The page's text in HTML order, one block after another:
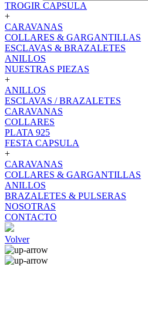
TROGIR CAPSULA
+
CARAVANAS
COLLARES & GARGANTILLAS
ESCLAVAS & BRAZALETES
ANILLOS
NUESTRAS PIEZAS
+
ANILLOS
ESCLAVAS / BRAZALETES
CARAVANAS
COLLARES
PLATA 925
FESTA CAPSULA
+
CARAVANAS
COLLARES & GARGANTILLAS
ANILLOS
BRAZALETES & PULSERAS
NOSOTRAS
CONTACTO
Volver